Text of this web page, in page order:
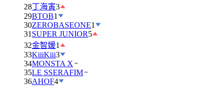
28丁海寅3
29BTOB1
30ZEROBASEONE1
31 SUPER JUNIOR5
32金智媛1
33KiiiKiii3
34MONSTA X
35LE SSERAFIM
36AHOF4